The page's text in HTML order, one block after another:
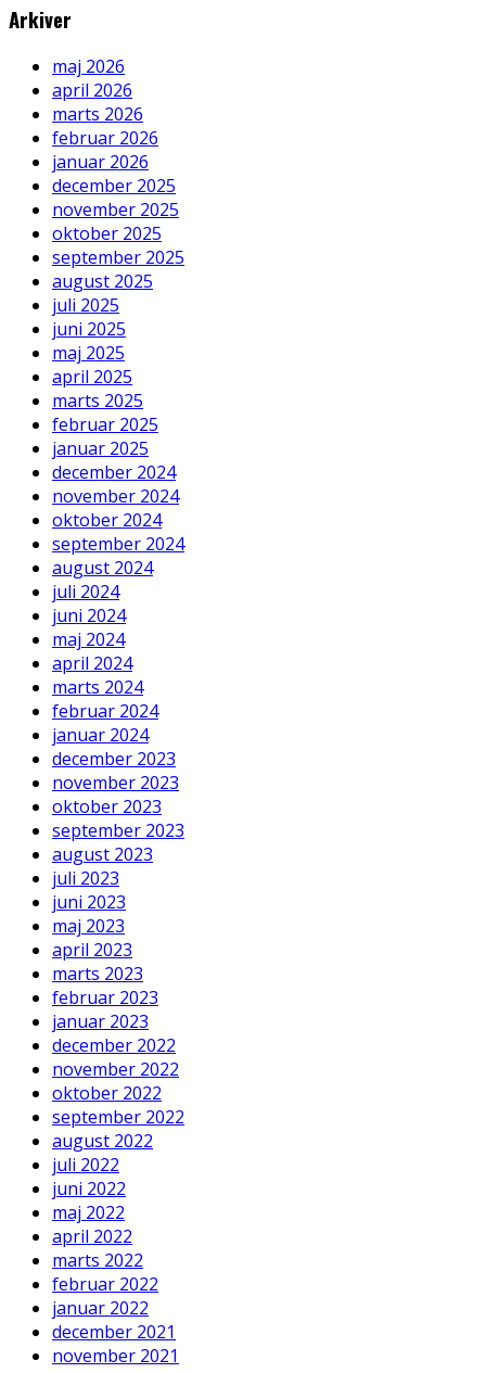
Arkiver
maj 2026
april 2026
marts 2026
februar 2026
januar 2026
december 2025
november 2025
oktober 2025
september 2025
august 2025
juli 2025
juni 2025
maj 2025
april 2025
marts 2025
februar 2025
januar 2025
december 2024
november 2024
oktober 2024
september 2024
august 2024
juli 2024
juni 2024
maj 2024
april 2024
marts 2024
februar 2024
januar 2024
december 2023
november 2023
oktober 2023
september 2023
august 2023
juli 2023
juni 2023
maj 2023
april 2023
marts 2023
februar 2023
januar 2023
december 2022
november 2022
oktober 2022
september 2022
august 2022
juli 2022
juni 2022
maj 2022
april 2022
marts 2022
februar 2022
januar 2022
december 2021
november 2021